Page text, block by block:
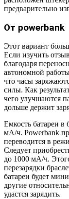
предварительно
От powerbank
Этот вариант
Если изучить
благодаря
автономной
что часы
силы. Как
чего улучшаются
дольше держит
Емкость батареи в
мА/ч. Powerbank
переводится в
Следует
до 1000 мА/ч.
перезарядки
батареи будет
другие
удастся зарядить.